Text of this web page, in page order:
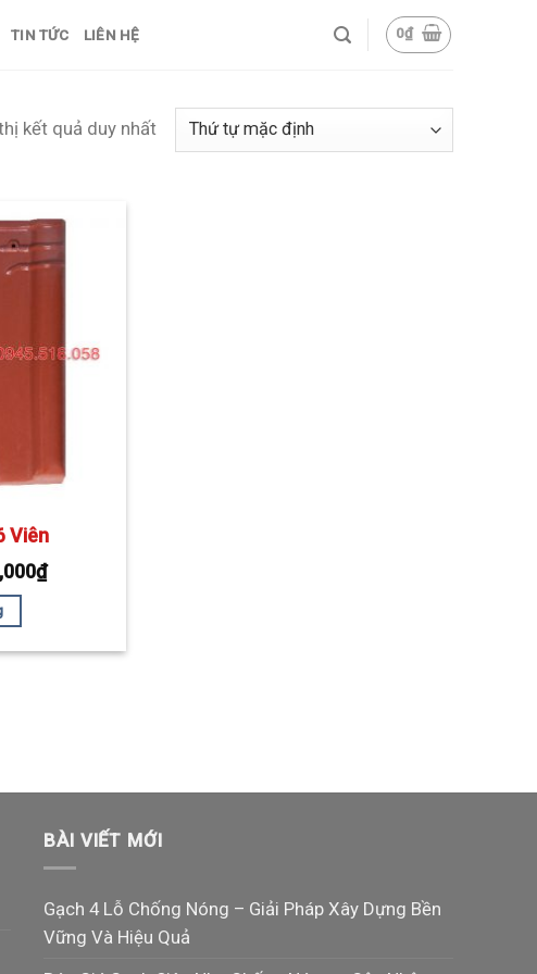
TIN TỨC LIÊN HỆ 0₫
kết quả duy nhất
Viên
₫
BÀI VIẾT MỚI
Gạch 4 Lỗ Chống Nóng – Giải Pháp Xây Dựng Bền
Vững Và Hiệu Quả